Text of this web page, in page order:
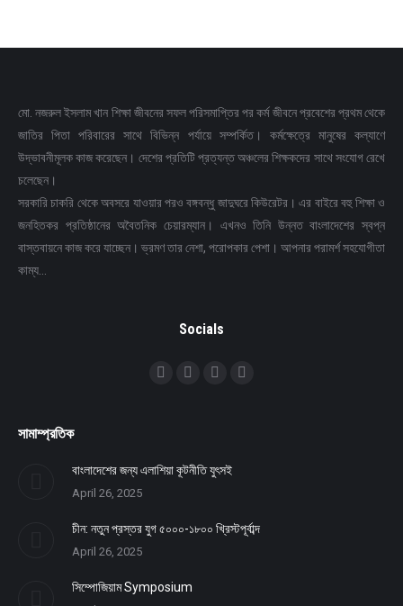
মো. নজরুল ইসলাম খান শিক্ষা জীবনের সফল পরিসমাপ্তির পর কর্ম জীবনে প্রবেশের প্রথম থেকে
জাতির পিতা পরিবারের সাথে বিভিন্ন পর্যায়ে সম্পর্কিত। কর্মক্ষেত্রে মানুষের কল্যাণে
উদ্ভাবনীমূলক কাজ করেছেন। দেশের প্রতিটি প্রত্যন্ত অঞ্চলের শিক্ষকদের সাথে সংযোগ রেখে
চলেছেন।
সরকারি চাকরি থেকে অবসরে যাওয়ার পরও বঙ্গবন্ধু জাদুঘরে কিউরেটর। এর বাইরে বহু শিক্ষা ও
জনহিতকর প্রতিষ্ঠানের অবৈতনিক চেয়ারম্যান। এখনও তিনি উন্নত বাংলাদেশের স্বপ্ন
বাস্তবায়নে কাজ করে যাচ্ছেন। ভ্রমণ তার নেশা, পরোপকার পেশা। আপনার পরামর্শ সহযোগীতা
কাম্য…
Socials
সামাম্প্রতিক
বাংলাদেশের জন্য এলাশিয়া কূটনীতি যুৎসই
April 26, 2025
চীন: নতুন প্রস্তর যুগ ৫০০০-১৮০০ খ্রিস্টপূর্বাব্দ
April 26, 2025
সিম্পোজিয়াম Symposium